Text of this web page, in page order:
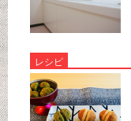
レシピ